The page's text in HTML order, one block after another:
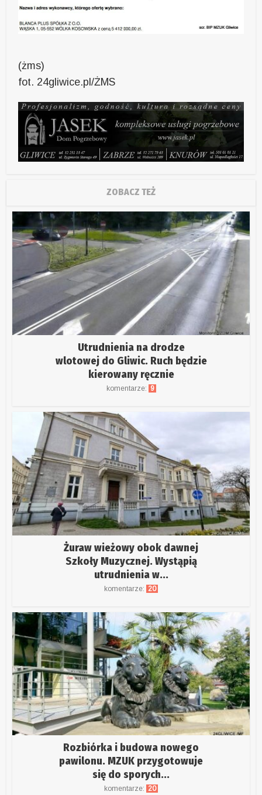
(żms)
fot. 24gliwice.pl/ŻMS
ZOBACZ TEŻ
Utrudnienia na drodze
wlotowej do Gliwic. Ruch będzie
kierowany ręcznie
komentarze: 9
Żuraw wieżowy obok dawnej
Szkoły Muzycznej. Wystąpią
utrudnienia w...
komentarze: 20
Rozbiórka i budowa nowego
pawilonu. MZUK przygotowuje
się do sporych...
komentarze: 20